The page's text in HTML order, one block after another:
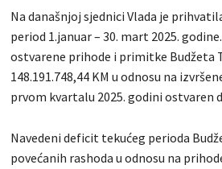
Na današnjoj sjednici Vlada je
period 1.januar – 30. mart 2025.
ostvarene prihode i primitke Budžeta
148.191.748,44 KM u odnosu na
prvom kvartalu 2025. godini ostvaren
Navedeni deficit tekućeg perioda
povećanih rashoda u odnosu na